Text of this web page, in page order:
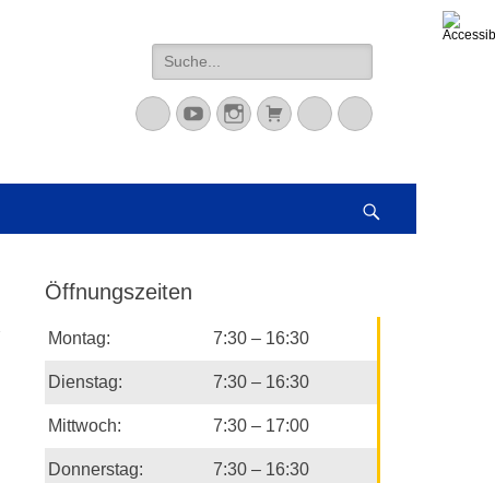
Suche
nach:
Mastodon
YouTubeInstagramWarenkorb
CloudPeertube
Öffnungszeiten
Montag: 7:30 – 16:30
Dienstag: 7:30 – 16:30
Mittwoch: 7:30 – 17:00
Donnerstag: 7:30 – 16:30